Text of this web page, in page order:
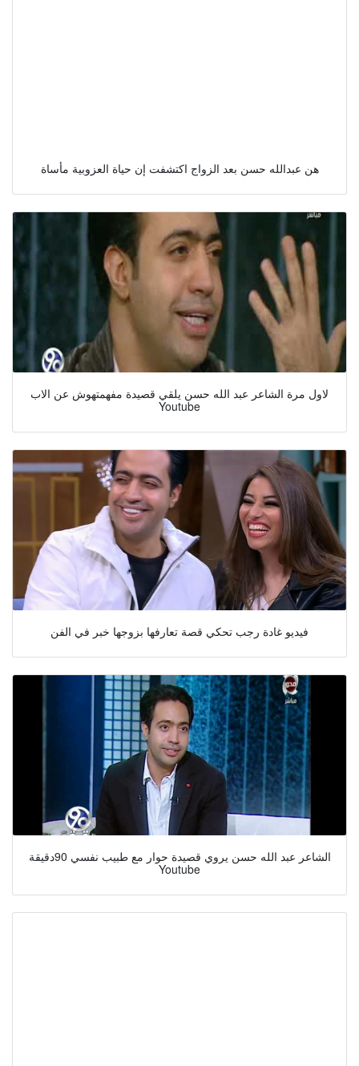
هن عبدالله حسن بعد الزواج اكتشفت إن حياة العزوبية مأساة
لاول مرة الشاعر عبد الله حسن يلقي قصيدة مفهمتهوش عن الاب
Youtube
فيديو غادة رجب تحكي قصة تعارفها بزوجها خبر في الفن
الشاعر عبد الله حسن يروي قصيدة حوار مع طبيب نفسي 90دقيقة
Youtube